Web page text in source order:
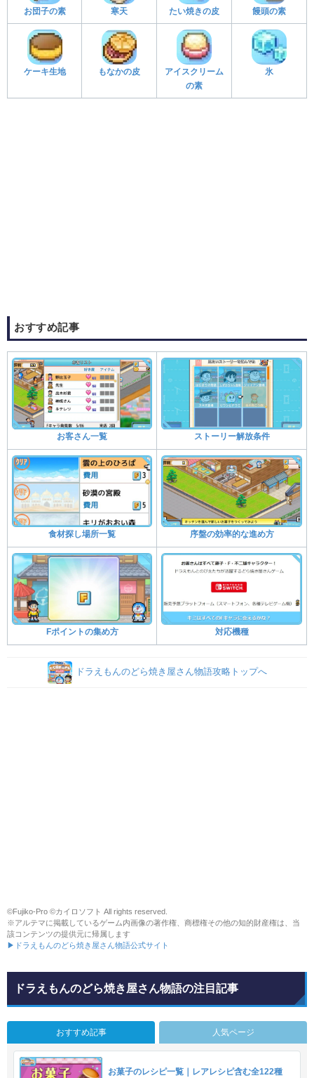
お団子の素 寒天 たい焼きの皮 饅頭の素
ケーキ生地 もなかの皮
アイスクリーム
の素
氷
おすすめ記事
お客さん一覧 ストーリー解放条件
食材探し場所一覧 序盤の効率的な進め方
Fポイントの集め方 対応機種
ドラえもんのどら焼き屋さん物語攻略トップへ
©Fujiko-Pro ©カイロソフト All rights reserved.
※アルテマに掲載しているゲーム内画像の著作権、商標権その他の知的財産権は、当
該コンテンツの提供元に帰属します
▶ドラえもんのどら焼き屋さん物語公式サイト
ドラえもんのどら焼き屋さん物語の注目記事
おすすめ記事 人気ページ
お菓子のレシピ一覧｜レアレシピ含む全122種